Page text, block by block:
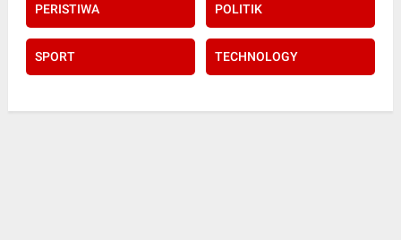
PERISTIWA POLITIK
SPORT TECHNOLOGY